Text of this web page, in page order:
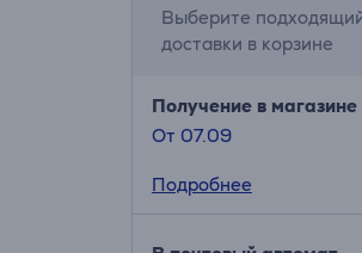
Выберите
доставки в корзине
Получение в магазине
От 07.09
Подробнее